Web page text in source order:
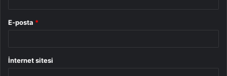
E-posta *
İnternet sitesi